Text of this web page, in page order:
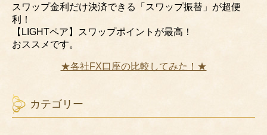
スワップ金利だけ決済できる「スワップ振替」が超便
利！
【LIGHTペア】スワップポイントが最高！
おススメです。
★各社FX口座の比較してみた！★
カテゴリー